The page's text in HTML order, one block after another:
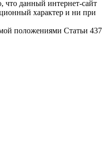
данный интернет-сайт
характер и ни при
положениями Статьи 437